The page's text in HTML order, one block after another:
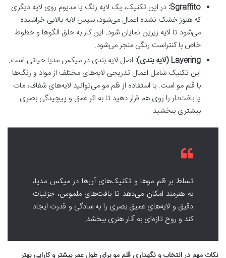
Sgraffito: در این تکنیک، یک لایه رنگ یا مدیوم روی لایه دیگری
که هنوز خشک نشده اعمال می‌شود، سپس لایه بالایی خراشیده
می‌شود تا لایه زیرین نمایان شود. این کار به خلق الگوها و خطوط
خاص با کنتراست رنگی منجر می‌شود.
Layering (لایه بندی):
اصل لایه بندی در میکس مدیا حیاتی است.
این تکنیک شامل اعمال تدریجی لایه‌های مختلف از مواد و رنگ‌ها
با قلم مو است. با استفاده از قلم مو می‌توانید لایه‌های شفاف، مات
یا بافت‌دار را روی هم قرار دهید تا به اثر عمق و پیچیدگی بصری
بیشتری ببخشید.
تسلط بر قلم موها و تکنیک‌های آن‌ها در میکس مدیا،
به هنرمند امکان می‌دهد تا بافت‌های ملموس، جزئیات
دقیق و لایه‌های عمیق بصری را به سادگی و قدرت ایجاد
کند و روح تازه‌ای به آثار هنری ببخشد.
نکات مهم در انتخاب و نگهداری قلم مو برای طول عمر بیشتر و کارایی بهتر